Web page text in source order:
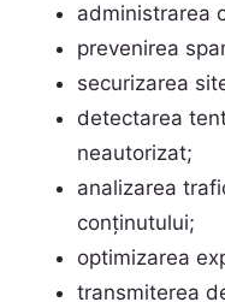
administrarea
prevenirea
securizarea
detectarea
neautorizat;
analizarea
conținutului;
optimizarea
transmiterea